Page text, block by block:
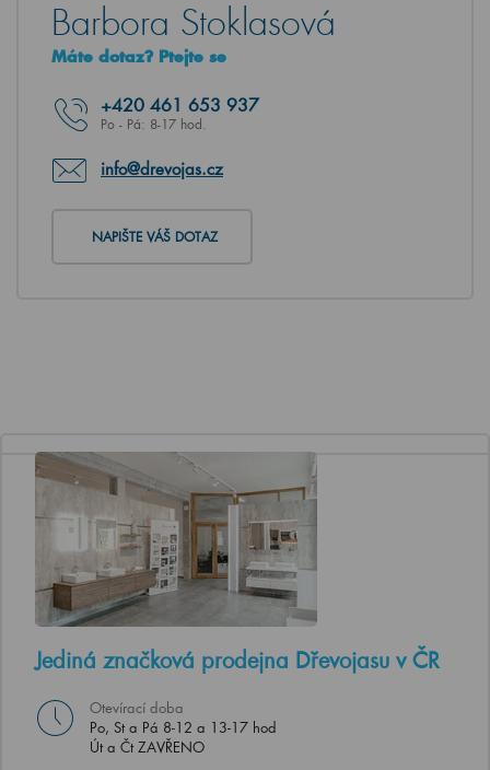
Barbora Stoklasová
Máte dotaz? Ptejte se
+420 461 653 937
Po - Pá: 8-17 hod.
info@drevojas.cz
NAPIŠTE VÁŠ DOTAZ
Jediná značková prodejna Dřevojasu v ČR
Otevírací doba
Po, St a Pá 8-12 a 13-17 hod
Út a Čt ZAVŘENO